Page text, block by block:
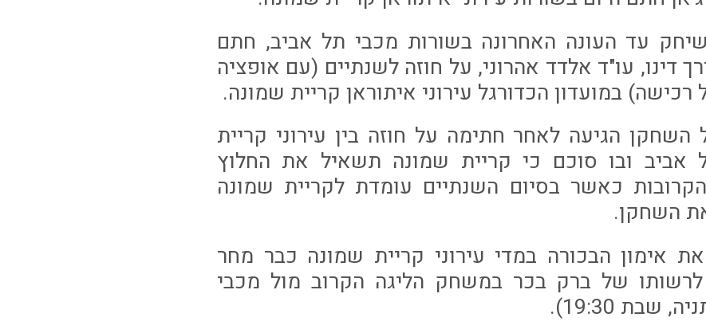
בן ה-20, ששיחק עד העונה האחרונה בשורות מכבי תל אביב, חתם
דינו, עו"ד אלדד אהרוני, על חוזה לשנתיים (עם אופציה
השחקן הגיעה לאחר חתימה על חוזה בין עירוני קריית
אביב ובו סוכם כי קריית שמונה תשאיל את החלוץ
כאשר בסיום השנתיים עומדת לקריית שמונה
השחקן.
אימון הבכורה במדי עירוני קריית שמונה כבר מחר
לרשותו של ברק בכר במשחק הליגה הקרוב מול מכבי
שבת 19:30).